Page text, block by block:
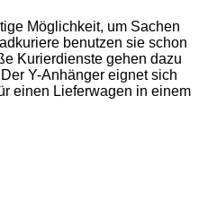
Möglichkeit, um Sachen
benutzen sie schon
Kurierdienste gehen dazu
Y-Anhänger eignet sich
einen Lieferwagen in einem